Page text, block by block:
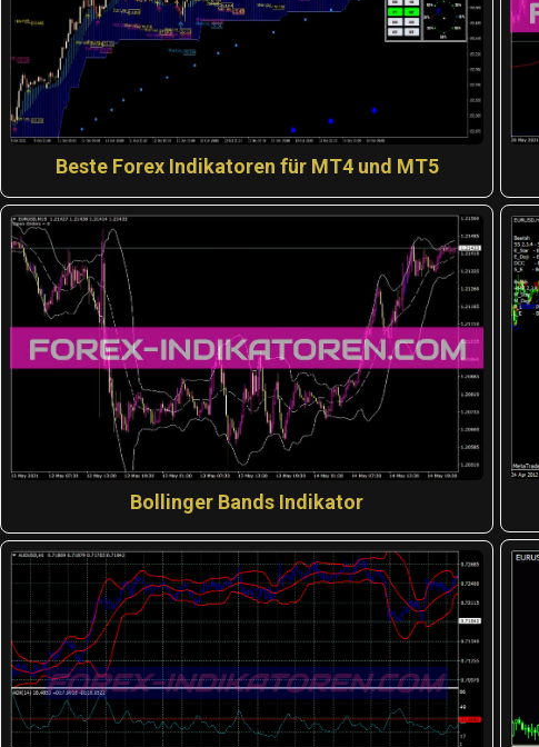
Beste Forex Indikatoren für MT4 und MT5
Bollinger Bands Indikator